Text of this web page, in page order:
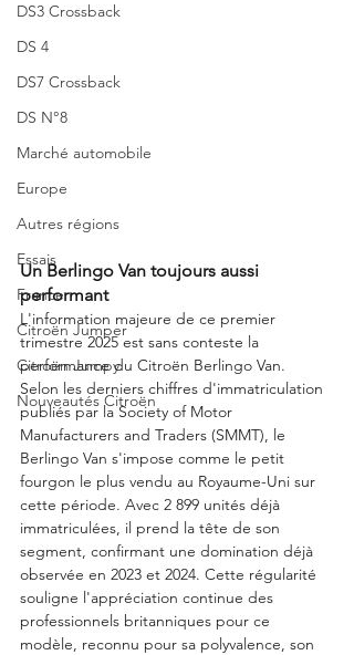
DS3 Crossback
DS 4
DS7 Crossback
DS N°8
Marché automobile
Europe
Autres régions
Essais
France
Citroën Jumper
Citroën Jumpy
Nouveautés Citroën
Un Berlingo Van toujours aussi
performant
L'information majeure de ce premier
trimestre 2025 est sans conteste la
performance du Citroën Berlingo Van.
Selon les derniers chiffres d'immatriculation
publiés par la Society of Motor
Manufacturers and Traders (SMMT), le
Berlingo Van s'impose comme le petit
fourgon le plus vendu au Royaume-Uni sur
cette période. Avec 2 899 unités déjà
immatriculées, il prend la tête de son
segment, confirmant une domination déjà
observée en 2023 et 2024. Cette régularité
souligne l'appréciation continue des
professionnels britanniques pour ce
modèle, reconnu pour sa polyvalence, son